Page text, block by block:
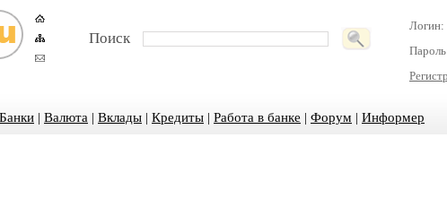
Поиск
Логин:
Банки | Валюта | Вклады | Кредиты | Работа в банке | Форум | Информер